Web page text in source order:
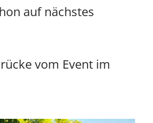
auf nächstes
vom Event im